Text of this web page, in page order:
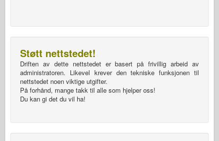
Støtt nettstedet!
Driften av dette nettstedet er basert på frivillig arbeid av
administratoren. Likevel krever den tekniske funksjonen til
nettstedet noen viktige utgifter.
På forhånd, mange takk til alle som hjelper oss!
Du kan gi det du vil ha!